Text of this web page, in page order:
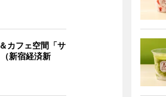
カフェ空間「サ
新宿経済新